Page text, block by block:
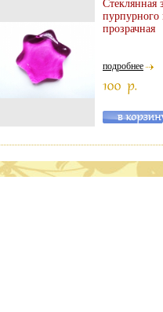
Стеклянная
пурпурного
прозрачная
подробнее